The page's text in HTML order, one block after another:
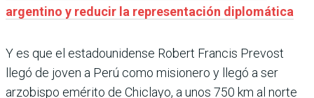
argentino y reducir la representación diplomática
Y es que el estadounidense Robert Francis Prevost
llegó de joven a Perú como misionero y llegó a ser
arzobispo emérito de Chiclayo, a unos 750 km al norte